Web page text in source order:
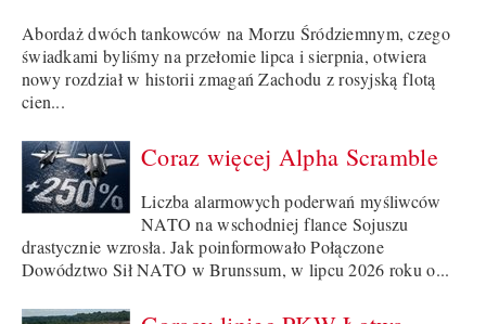
Abordaż dwóch tankowców na Morzu Śródziemnym, czego
świadkami byliśmy na przełomie lipca i sierpnia, otwiera
nowy rozdział w historii zmagań Zachodu z rosyjską flotą
cien...
Coraz więcej Alpha Scramble
Liczba alarmowych poderwań myśliwców
NATO na wschodniej flance Sojuszu
drastycznie wzrosła. Jak poinformowało Połączone
Dowództwo Sił NATO w Brunssum, w lipcu 2026 roku o...